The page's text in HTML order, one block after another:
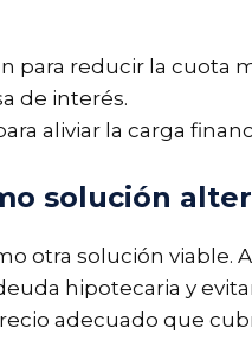
para reducir la cuota
de interés.
aliviar la carga
solución
otra solución
hipotecaria y
adecuado que